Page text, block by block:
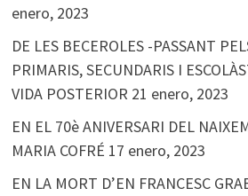
enero, 2023
DE LES BECEROLES -PASSANT
PRIMARIS, SECUNDARIS I
VIDA POSTERIOR 21 enero, 2023
EN EL 70è ANIVERSARI DEL
MARIA COFRÉ 17 enero, 2023
EN LA MORT D’EN FRANCESC